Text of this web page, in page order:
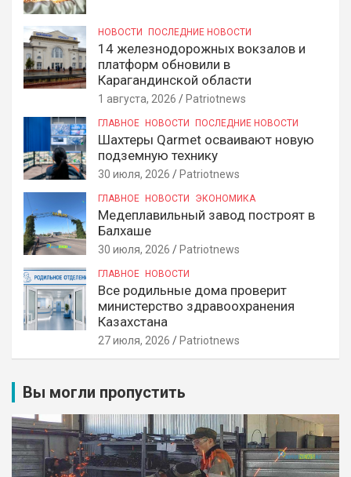
НОВОСТИ ПОСЛЕДНИЕ НОВОСТИ
14 железнодорожных вокзалов и
платформ обновили в
Карагандинской области
1 августа, 2026 Patriotnews
ГЛАВНОЕ НОВОСТИ ПОСЛЕДНИЕ НОВОСТИ
Шахтеры Qarmet осваивают новую
подземную технику
30 июля, 2026 Patriotnews
ГЛАВНОЕ НОВОСТИ ЭКОНОМИКА
Медеплавильный завод построят в
Балхаше
30 июля, 2026 Patriotnews
ГЛАВНОЕ НОВОСТИ
Все родильные дома проверит
министерство здравоохранения
Казахстана
27 июля, 2026 Patriotnews
Вы могли пропустить